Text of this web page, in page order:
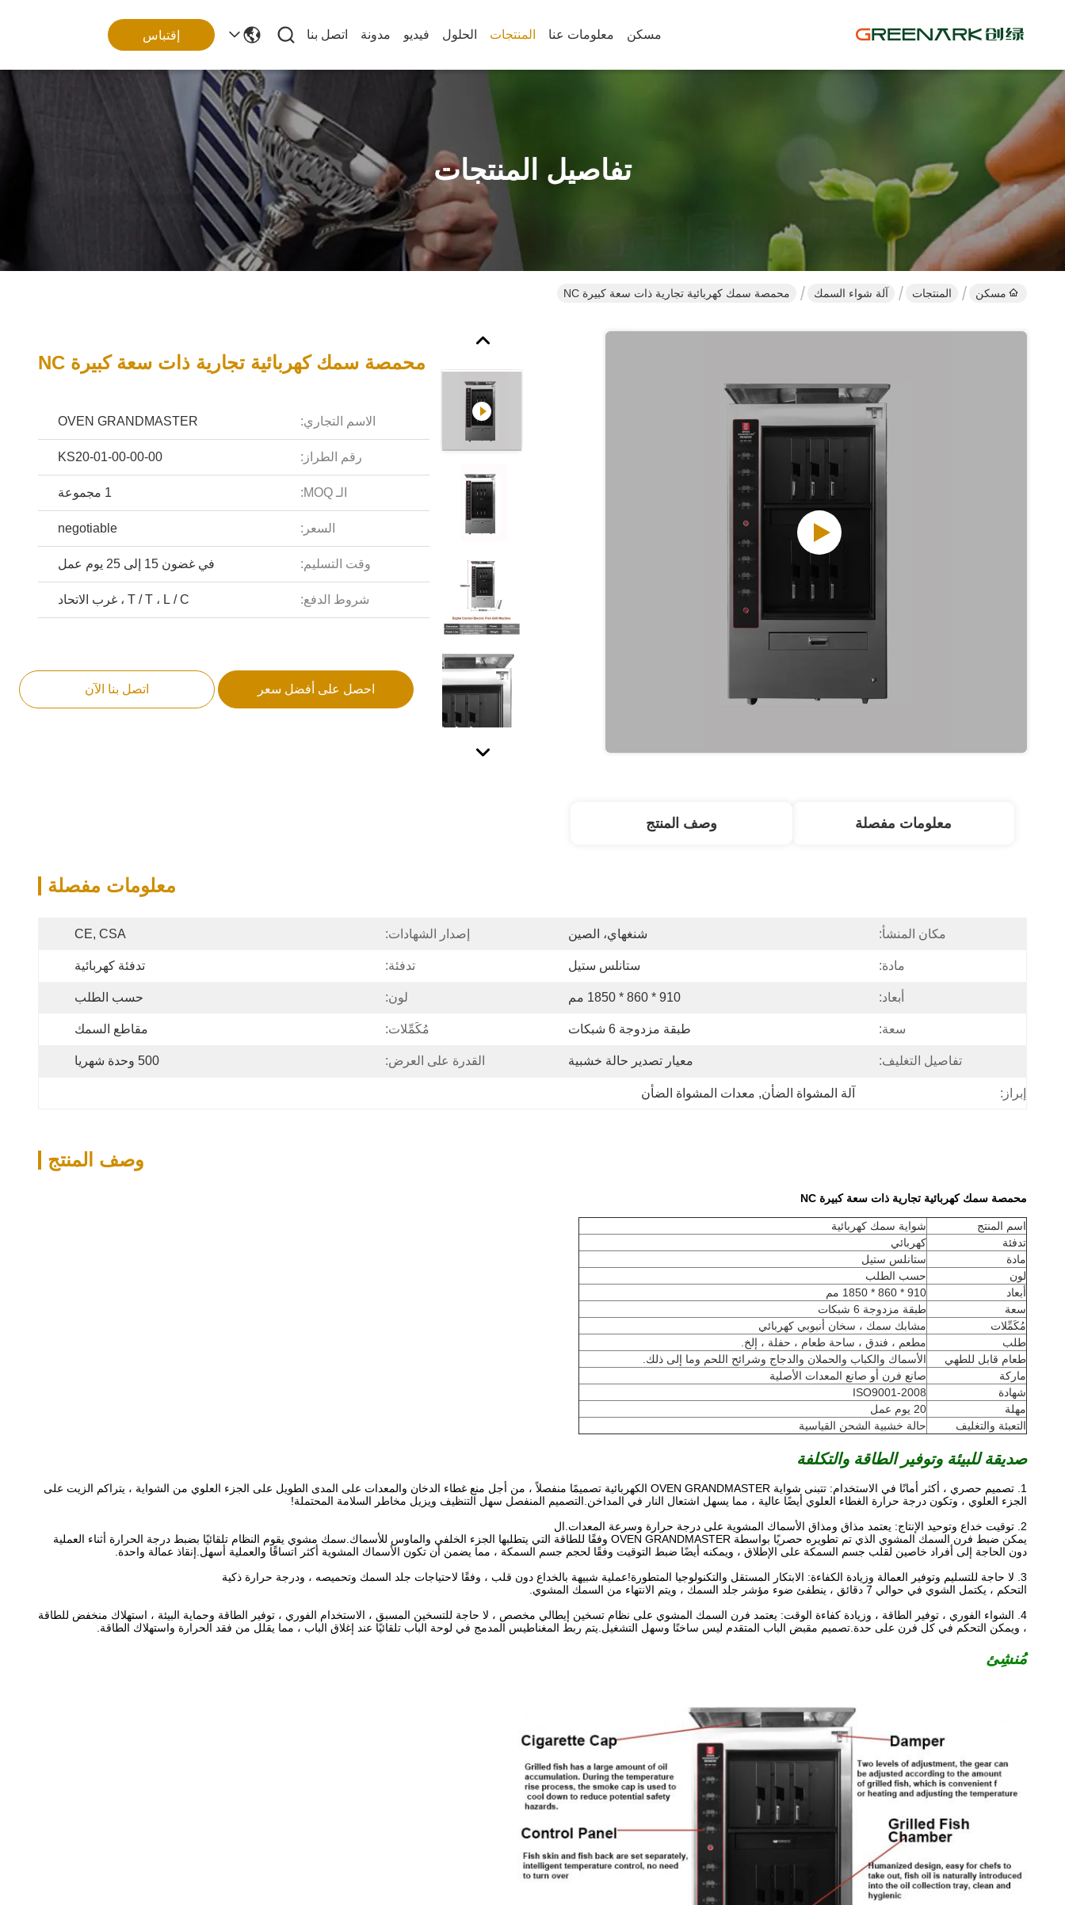
مسكن معلومات عنا المنتجات الحلول فيديو مدونة اتصل بنا إقتباس
تفاصيل المنتجات
مسكن المنتجات آلة شواء السمك محمصة سمك كهربائية تجارية ذات سعة كبيرة NC
محمصة سمك كهربائية تجارية ذات سعة كبيرة NC
الاسم التجاري: OVEN GRANDMASTER
رقم الطراز: KS20-01-00-00-00
الـ MOQ: 1 مجموعة
السعر: negotiable
وقت التسليم: في غضون 15 إلى 25 يوم عمل
شروط الدفع: T / T ، L / C ، غرب الاتحاد
احصل على أفضل سعر اتصل بنا الآن
معلومات مفصلة وصف المنتج
معلومات مفصلة
مكان المنشأ: شنغهاي، الصين إصدار الشهادات: CE, CSA
مادة: ستانلس ستيل تدفئة: تدفئة كهربائية
أبعاد: 910 * 860 * 1850 مم لون: حسب الطلب
سعة: طبقة مزدوجة 6 شبكات مُكَمِّلات: مقاطع السمك
تفاصيل التغليف: معيار تصدير حالة خشبية القدرة على العرض: 500 وحدة شهريا
إبراز: آلة المشواة الضأن, معدات المشواة الضأن
وصف المنتج
محمصة سمك كهربائية تجارية ذات سعة كبيرة NC
اسم المنتج
شواية سمك كهربائية
تدفئة
كهربائي
مادة
ستانلس ستيل
لون
حسب الطلب
أبعاد
910 * 860 * 1850 مم
سعة
طبقة مزدوجة 6 شبكات
مُكَمِّلات
مشابك سمك ، سخان أنبوبي كهربائي
طلب
مطعم ، فندق ، ساحة طعام ، حفلة ، إلخ.
طعام قابل للطهي
الأسماك والكباب والحملان والدجاج وشرائح اللحم وما إلى ذلك.
ماركة
صانع فرن أو صانع المعدات الأصلية
شهادة
ISO9001-2008
مهلة
20 يوم عمل
التعبئة والتغليف
حالة خشبية الشحن القياسية
صديقة للبيئة وتوفير الطاقة والتكلفة
1. تصميم حصري ، أكثر أمانًا في الاستخدام: تتبنى شواية OVEN GRANDMASTER الكهربائية تصميمًا منفصلاً ، من أجل منع غطاء الدخان والمعدات على المدى الطويل على الجزء العلوي من الشواية ، يتراكم الزيت على
الجزء العلوي ، وتكون درجة حرارة الغطاء العلوي أيضًا عالية ، مما يسهل اشتعال النار في المداخن.التصميم المنفصل سهل التنظيف ويزيل مخاطر السلامة المحتملة!
2. توقيت خداع وتوحيد الإنتاج: يعتمد مذاق ومذاق الأسماك المشوية على درجة حرارة وسرعة المعدات.ال
يمكن ضبط فرن السمك المشوي الذي تم تطويره حصريًا بواسطة OVEN GRANDMASTER وفقًا للطاقة التي يتطلبها الجزء الخلفي والماوس للأسماك.سمك مشوي يقوم النظام تلقائيًا بضبط درجة الحرارة أثناء العملية
دون الحاجة إلى أفراد خاصين لقلب جسم السمكة على الإطلاق ، ويمكنه أيضًا ضبط التوقيت وفقًا لحجم جسم السمكة ، مما يضمن أن تكون الأسماك المشوية أكثر اتساقًا والعملية أسهل.إنقاذ عمالة واحدة.
3. لا حاجة للتسليم وتوفير العمالة وزيادة الكفاءة: الابتكار المستقل والتكنولوجيا المتطورة!عملية شبيهة بالخداع دون قلب ، وفقًا لاحتياجات جلد السمك وتحميصه ، ودرجة حرارة ذكية
التحكم ، يكتمل الشوي في حوالي 7 دقائق ، ينطفئ ضوء مؤشر جلد السمك ، ويتم الانتهاء من السمك المشوي.
4. الشواء الفوري ، توفير الطاقة ، وزيادة كفاءة الوقت: يعتمد فرن السمك المشوي على نظام تسخين إيطالي مخصص ، لا حاجة للتسخين المسبق ، الاستخدام الفوري ، توفير الطاقة وحماية البيئة ، استهلاك منخفض للطاقة
، ويمكن التحكم في كل فرن على حدة.تصميم مقبض الباب المتقدم ليس ساخنًا وسهل التشغيل.يتم ربط المغناطيس المدمج في لوحة الباب تلقائيًا عند إغلاق الباب ، مما يقلل من فقد الحرارة واستهلاك الطاقة.
مُنشِئ